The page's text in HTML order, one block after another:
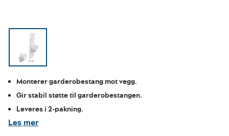
Monterer garderobestang mot vegg.
Gir stabil støtte til garderobestangen.
Leveres i 2-pakning.
Les mer